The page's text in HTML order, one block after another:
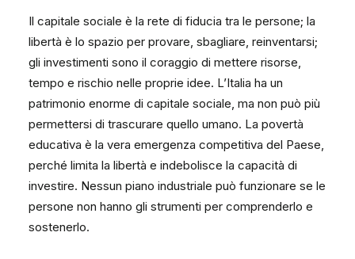
Il capitale sociale è la rete di fiducia tra le persone; la
libertà è lo spazio per provare, sbagliare, reinventarsi;
gli investimenti sono il coraggio di mettere risorse,
tempo e rischio nelle proprie idee. L’Italia ha un
patrimonio enorme di capitale sociale, ma non può più
permettersi di trascurare quello umano. La povertà
educativa è la vera emergenza competitiva del Paese,
perché limita la libertà e indebolisce la capacità di
investire. Nessun piano industriale può funzionare se le
persone non hanno gli strumenti per comprenderlo e
sostenerlo.